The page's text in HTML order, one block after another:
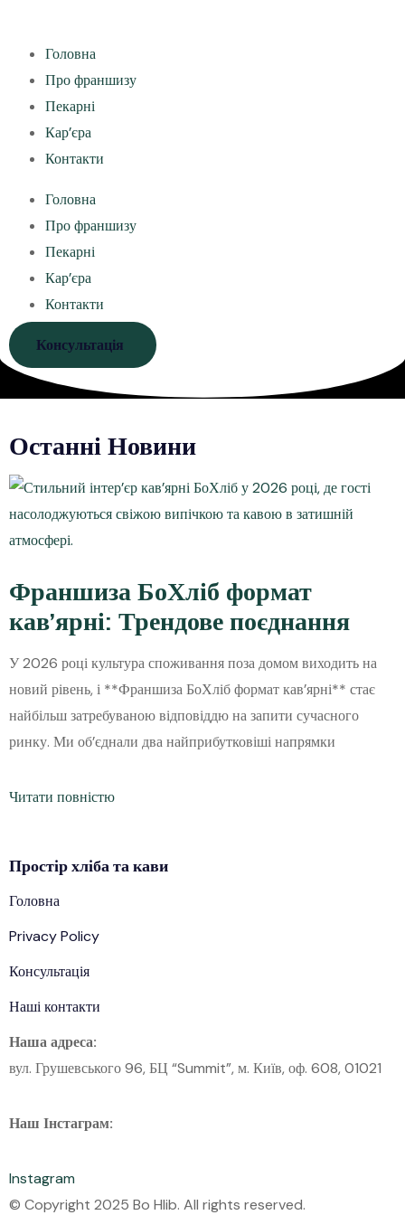
Головна
Про франшизу
Пекарні
Кар’єра
Контакти
Головна
Про франшизу
Пекарні
Кар’єра
Контакти
Консультація
Останні Новини
Франшиза БоХліб формат
кав’ярні: Трендове поєднання
У 2026 році культура споживання поза домом виходить на
новий рівень, і **Франшиза БоХліб формат кав’ярні** стає
найбільш затребуваною відповіддю на запити сучасного
ринку. Ми об’єднали два найприбутковіші напрямки
Читати повністю
Простірхлібата кави
Головна
Privacy Policy
Консультація
Наші контакти
Наша адреса:
вул. Грушевського 96, БЦ “Summit”, м. Київ, оф. 608, 01021
Наш Інстаграм:
Instagram
© Copyright 2025 Bo Hlib. All rights reserved.